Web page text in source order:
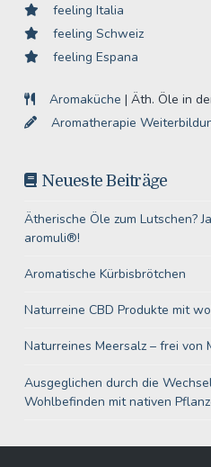
feeling Italia
feeling Schweiz
feeling Espana
Aromaküche | Äth. Öle in
Aromatherapie
Neueste Beiträge
Ätherische Öle zum Lutschen?
aromuli®!
Aromatische Kürbisbrötchen
Naturreine CBD Produkte mit
Naturreines Meersalz – frei von
Ausgeglichen durch die
Wohlbefinden mit nativen